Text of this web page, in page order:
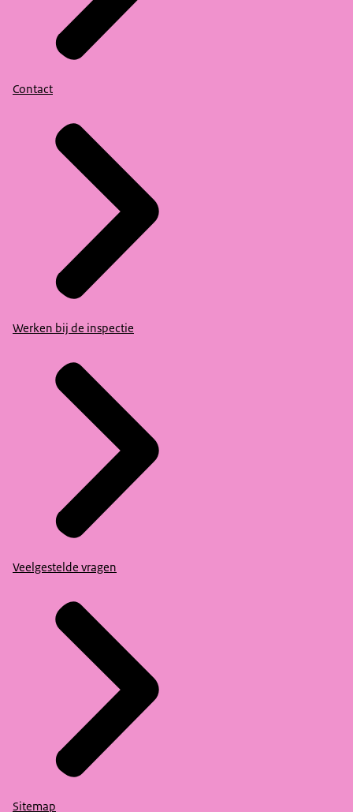
Contact
Werken bij de inspectie
Veelgestelde vragen
Sitemap